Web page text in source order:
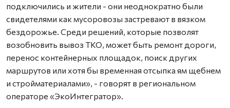
подключились и жители - они неоднократно были
свидетелями как мусоровозы застревают в вязком
бездорожье. Среди решений, которые позволят
возобновить вывоз ТКО, может быть ремонт дороги,
перенос контейнерных площадок, поиск других
маршрутов или хотя бы временная отсыпка ям щебнем
и стройматериалами», - говорят в региональном
операторе «ЭкоИнтегратор».